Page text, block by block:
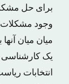
برای حل
وجود مشکلات
میان میان آنها
یک
انتخابات